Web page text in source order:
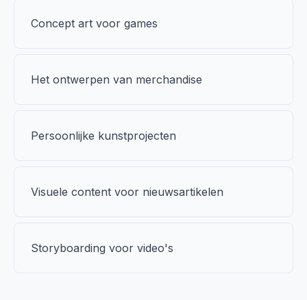
Concept art voor games
Het ontwerpen van merchandise
Persoonlijke kunstprojecten
Visuele content voor nieuwsartikelen
Storyboarding voor video's